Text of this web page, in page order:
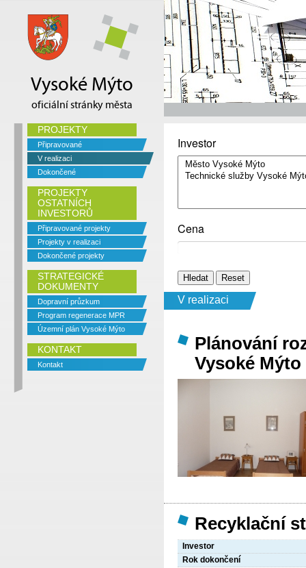
Vysoké Mýto
oficiální stránky města
PROJEKTY
Připravované
V realizaci
Dokončené
PROJEKTY
OSTATNÍCH
INVESTORŮ
Připravované projekty
Projekty v realizaci
Dokončené projekty
STRATEGICKÉ
DOKUMENTY
Dopravní průzkum
Program regenerace MPR
Územní plán Vysoké Mýto
KONTAKT
Kontakt
Investor
Cena
V realizaci
Plánování
Vysoké Mýto
Recyklační
Investor
Rok dokončení